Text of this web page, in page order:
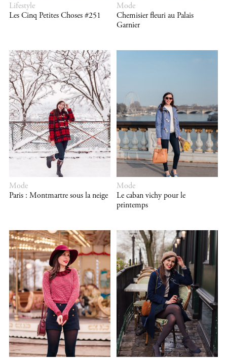
Lifestyle
Les Cinq Petites Choses #251
Mode
Chemisier fleuri au Palais
Garnier
Mode
Paris : Montmartre sous la neige
Mode
Le caban vichy pour le
printemps